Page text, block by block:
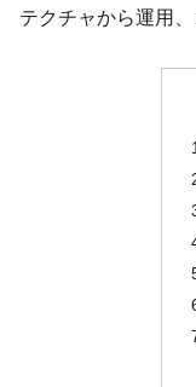
テクチャから運用